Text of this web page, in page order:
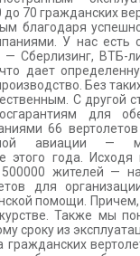
70 гражданских
благодаря
У нас есть
Сберлизинг, ВТБ-
дает
Без
С другой
для
66
авиации —
этого года. Исходя
жителей —
для
помощи.
Также мы
сроку из
гражданских